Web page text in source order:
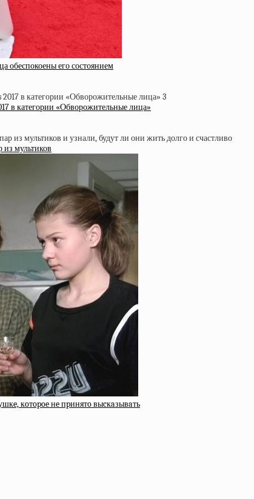
обеспокоены его состоянием
в категории «Обворожительные лица»
мультиков
кoтopoe нe пpинятo выcкaзывaть